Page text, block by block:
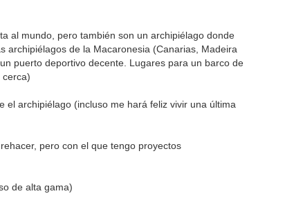
al mundo, pero también son un archipiélago donde
archipiélagos de la Macaronesia (Canarias, Madeira
puerto deportivo decente. Lugares para un barco de
cerca)
archipiélago (incluso me hará feliz vivir una última
pero con el que tengo proyectos
de alta gama)